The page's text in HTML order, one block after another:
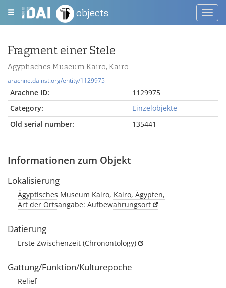
objects
Fragment einer Stele
Ägyptisches Museum Kairo, Kairo
arachne.dainst.org/entity/1129975
Arachne ID:
1129975
Category:
Einzelobjekte
Old serial number:
135441
Informationen zum Objekt
Lokalisierung
Ägyptisches Museum Kairo, Kairo, Ägypten,
Art der Ortsangabe: Aufbewahrungsort
Datierung
Erste Zwischenzeit (Chronontology)
Gattung/Funktion/Kulturepoche
Relief